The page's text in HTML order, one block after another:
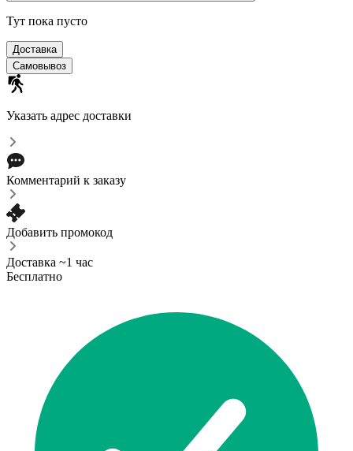
Тут пока пусто
Доставка
Самовывоз
Указать адрес доставки
Комментарий к заказу
Добавить промокод
Доставка ~1 час
Бесплатно